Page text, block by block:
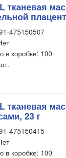
тканевая
475150507
в коробке: 100
тканевая
23 г
475150415
в коробке: 100